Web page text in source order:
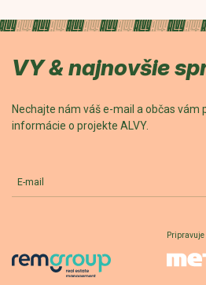
VY & najnovšie
Nechajte nám váš e-mail a občas vám
informácie o projekte ALVY.
E-mail